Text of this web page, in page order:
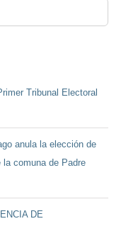
Tribunal Electoral
anula la elección de
comuna de Padre
DE